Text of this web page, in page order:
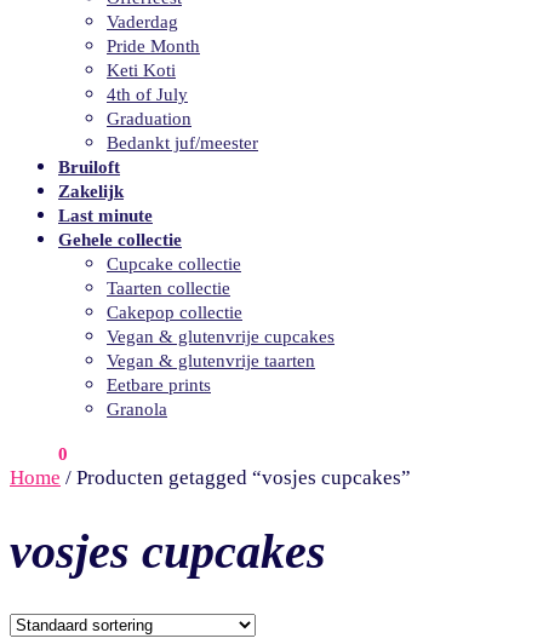
Vaderdag
Pride Month
Keti Koti
4th of July
Graduation
Bedankt juf/meester
Bruiloft
Zakelijk
Last minute
Gehele collectie
Cupcake collectie
Taarten collectie
Cakepop collectie
Vegan & glutenvrije cupcakes
Vegan & glutenvrije taarten
Eetbare prints
Granola
0
Home / Producten getagged “vosjes cupcakes”
vosjes cupcakes